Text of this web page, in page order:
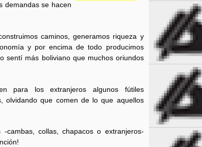
demandas se hacen
caminos, generamos riqueza y
y por encima de todo producimos
sentí más boliviano que muchos oriundos
para los extranjeros algunos fútiles
olvidando que comen de lo que aquellos
cambas, collas, chapacos o extranjeros-